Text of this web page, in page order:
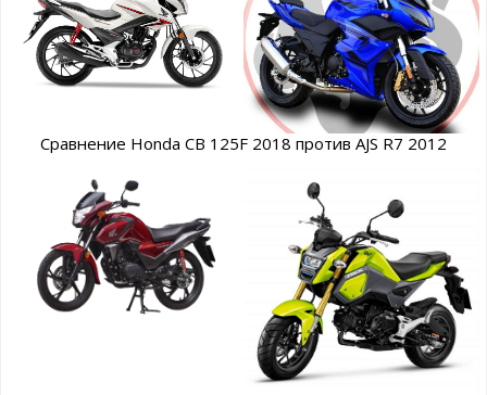
Сравнение Honda CB 125F 2018 против AJS R7 2012